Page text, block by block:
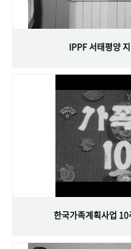
IPPF 서태평양
한국가족계획사업